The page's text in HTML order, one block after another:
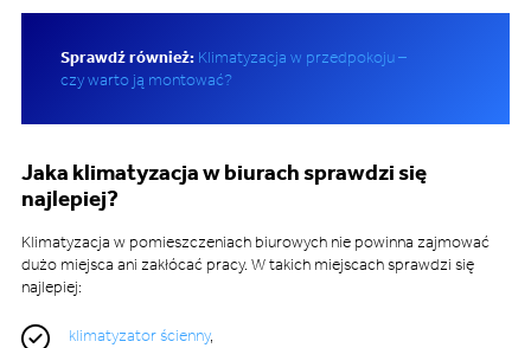
Sprawdź również: Klimatyzacja w przedpokoju –
czy warto ją montować?
Jaka klimatyzacja w biurach sprawdzi się
najlepiej?
Klimatyzacja w pomieszczeniach biurowych nie powinna zajmować
dużo miejsca ani zakłócać pracy. W takich miejscach sprawdzi się
najlepiej:
klimatyzator ścienny,